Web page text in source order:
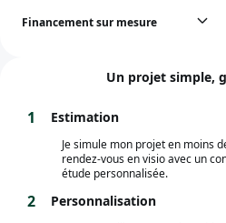
Financement sur mesure
Un projet simple,
1 Estimation
Je simule mon projet en moins
rendez-vous en visio avec un
étude personnalisée.
2 Personnalisation